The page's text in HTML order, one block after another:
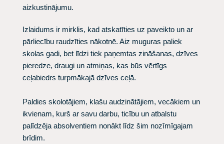
aizkustinājumu.
Izlaidums ir mirklis, kad atskatīties uz paveikto un ar
pārliecību raudzīties nākotnē. Aiz muguras paliek
skolas gadi, bet līdzi tiek paņemtas zināšanas, dzīves
pieredze, draugi un atmiņas, kas būs vērtīgs
ceļabiedrs turpmākajā dzīves ceļā.
Paldies skolotājiem, klašu audzinātājiem, vecākiem un
ikvienam, kurš ar savu darbu, ticību un atbalstu
palīdzēja absolventiem nonākt līdz šim nozīmīgajam
brīdim.